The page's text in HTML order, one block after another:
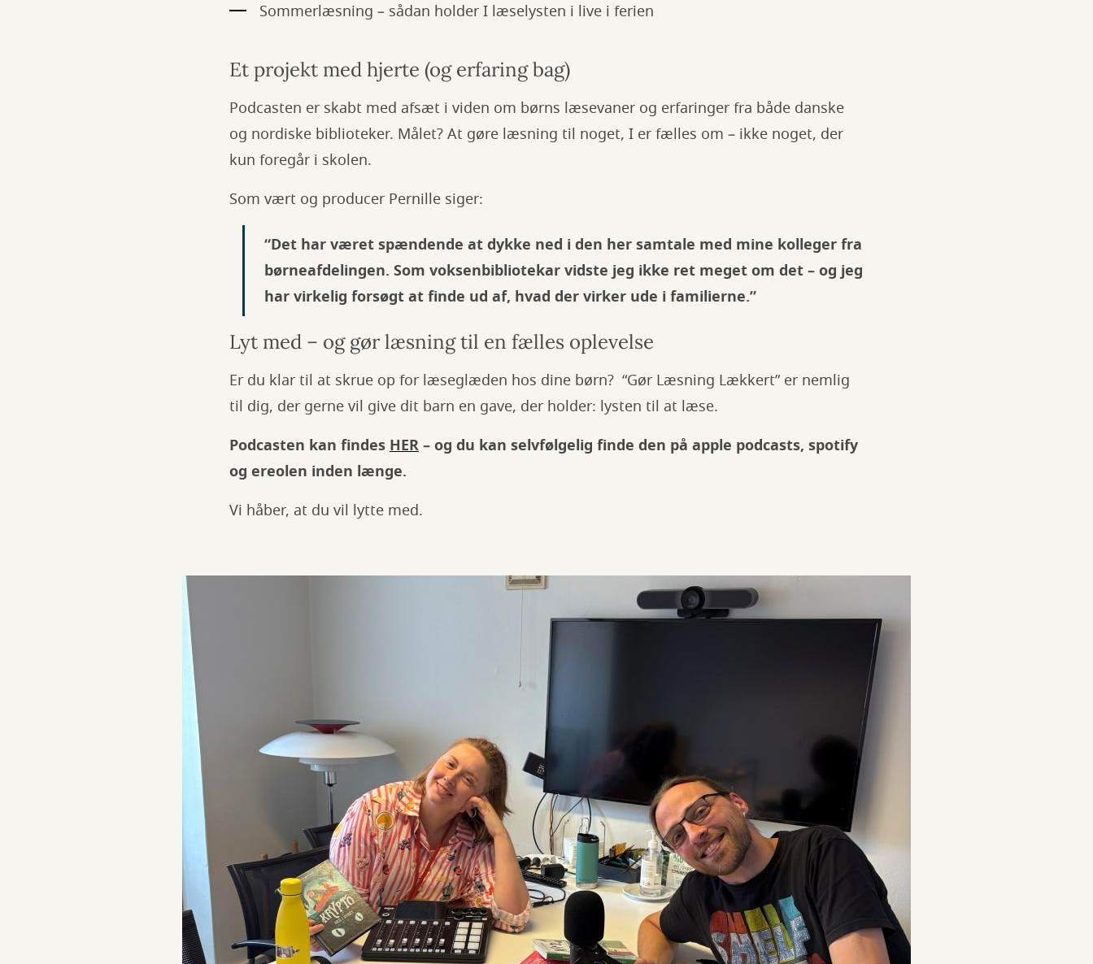
Sommerlæsning – sådan holder I læselysten i live i ferien
Et projekt med hjerte (og erfaring bag)
Podcasten er skabt med afsæt i viden om børns læsevaner og erfaringer fra både danske
og nordiske biblioteker. Målet? At gøre læsning til noget, I er fælles om – ikke noget, der
kun foregår i skolen.
Som vært og producer Pernille siger:
“Det har været spændende at dykke ned i den her samtale med mine kolleger fra
børneafdelingen. Som voksenbibliotekar vidste jeg ikke ret meget om det – og jeg
har virkelig forsøgt at finde ud af, hvad der virker ude i familierne.”
Lyt med – og gør læsning til en fælles oplevelse
Er du klar til at skrue op for læseglæden hos dine børn? “Gør Læsning Lækkert” er nemlig
til dig, der gerne vil give dit barn en gave, der holder: lysten til at læse.
Podcasten kan findes HER– og du kan selvfølgelig finde den på apple podcasts, spotify
og ereolen inden længe.
Vi håber, at du vil lytte med.